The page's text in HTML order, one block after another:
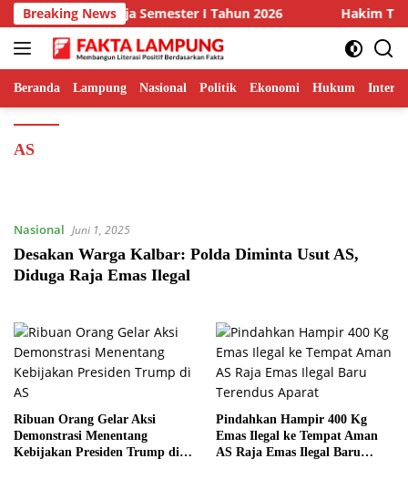
Langsung
ke
konten
Breaking News
Anev Kinerja Semester I Tahun 2026 Hakim
Beranda Lampung Nasional Politik Ekonomi Hukum
AS
Nasional Juni 1, 2025
Desakan Warga Kalbar: Polda Diminta Usut AS,
Diduga Raja Emas Ilegal
Ribuan Orang Gelar Aksi
Demonstrasi Menentang
Kebijakan Presiden Trump di
Pindahkan Hampir 400 Kg
Emas Ilegal ke Tempat Aman
AS Raja Emas Ilegal Baru